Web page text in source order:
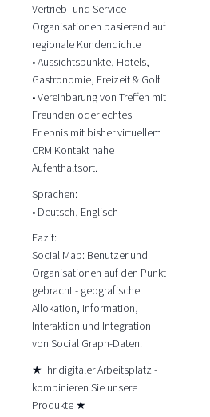
Vertrieb- und Service-
Organisationen basierend auf
regionale Kundendichte
• Aussichtspunkte, Hotels,
Gastronomie, Freizeit & Golf
• Vereinbarung von Treffen mit
Freunden oder echtes
Erlebnis mit bisher virtuellem
CRM Kontakt nahe
Aufenthaltsort.
Sprachen:
• Deutsch, Englisch
Fazit:
Social Map: Benutzer und
Organisationen auf den Punkt
gebracht - geografische
Allokation, Information,
Interaktion und Integration
von Social Graph-Daten.
★ Ihr digitaler Arbeitsplatz -
kombinieren Sie unsere
Produkte ★